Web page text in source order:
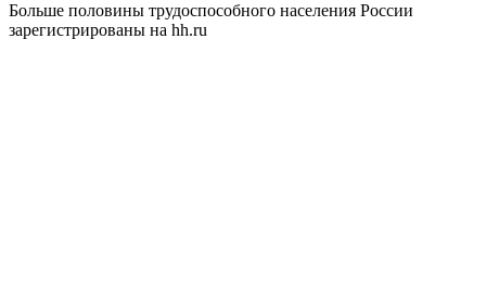
Больше половины трудоспособного населения России
зарегистрированы на hh.ru